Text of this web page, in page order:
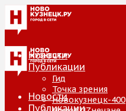
Новости
Публикации
Гид
Точка зрения
Новокузнецк-400
Новости
Публикации